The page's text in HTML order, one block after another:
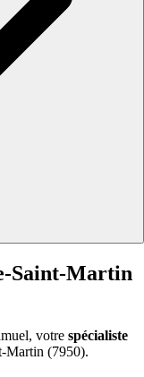
Saint-Martin
votre spécialiste
Martin (7950).